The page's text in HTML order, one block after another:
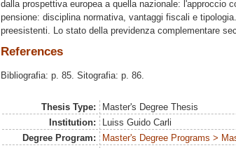
dalla prospettiva europea a quella nazionale: l'approccio
pensione: disciplina normativa, vantaggi fiscali e
preesistenti. Lo stato della previdenza complementare
References
Bibliografia: p. 85. Sitografia: p. 86.
Thesis Type:
Master's Degree Thesis
Institution:
Luiss Guido Carli
Degree Program:
Master's Degree Programs >